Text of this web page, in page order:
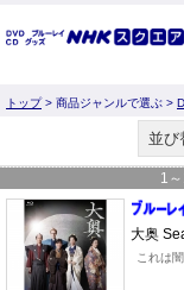
トップ> 商品ジャンルで選ぶ >
並び
1 ～
大奥
これは